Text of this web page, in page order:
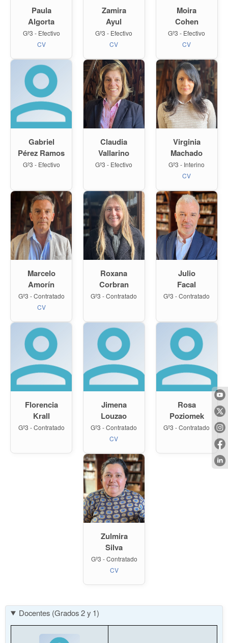
Paula
Algorta
Gº3 - Efectivo
CV
Zamira
Ayul
Gº3 - Efectivo
CV
Moira
Cohen
Gº3 - Efectivo
CV
Gabriel
Pérez Ramos
Gº3 - Efectivo
Claudia
Vallarino
Gº3 - Efectivo
Virginia
Machado
Gº3 - Interino
CV
Marcelo
Amorín
Gº3 - Contratado
CV
Roxana
Corbran
Gº3 - Contratado
Julio
Facal
Gº3 - Contratado
Florencia
Krall
Gº3 - Contratado
Jimena
Louzao
Gº3 - Contratado
CV
Rosa
Poziomek
Gº3 - Contratado
Zulmira
Silva
Gº3 - Contratado
CV
Docentes (Grados 2 y 1)